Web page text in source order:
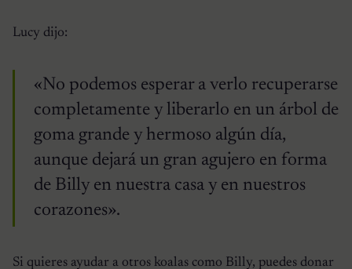
Lucy dijo:
«No podemos esperar a verlo recuperarse
completamente y liberarlo en un árbol de
goma grande y hermoso algún día,
aunque dejará un gran agujero en forma
de Billy en nuestra casa y en nuestros
corazones».
Si quieres ayudar a otros koalas como Billy, puedes donar